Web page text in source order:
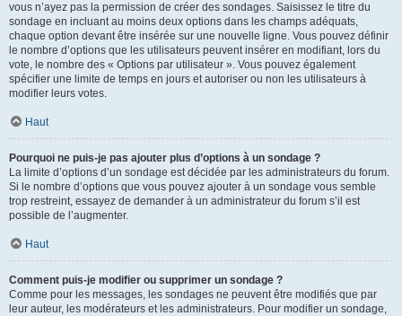
vous n’ayez pas la permission de créer des sondages. Saisissez le titre du
sondage en incluant au moins deux options dans les champs adéquats,
chaque option devant être insérée sur une nouvelle ligne. Vous pouvez définir
le nombre d’options que les utilisateurs peuvent insérer en modifiant, lors du
vote, le nombre des « Options par utilisateur ». Vous pouvez également
spécifier une limite de temps en jours et autoriser ou non les utilisateurs à
modifier leurs votes.
Haut
Pourquoi ne puis-je pas ajouter plus d’options à un sondage ?
La limite d’options d’un sondage est décidée par les administrateurs du forum.
Si le nombre d’options que vous pouvez ajouter à un sondage vous semble
trop restreint, essayez de demander à un administrateur du forum s’il est
possible de l’augmenter.
Haut
Comment puis-je modifier ou supprimer un sondage ?
Comme pour les messages, les sondages ne peuvent être modifiés que par
leur auteur, les modérateurs et les administrateurs. Pour modifier un sondage,